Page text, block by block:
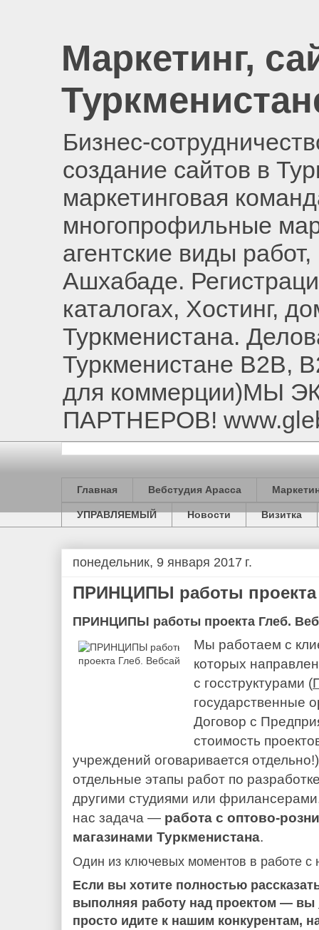
Маркетинг,
Бизнес-
создание сайтов в
маркетинговая
многопрофильные
агентские виды
Ашхабаде.
каталогах, Хостинг,
Туркменистана.
Туркменистане B2B,
для коммерции)МЫ
ПАРТНЕРОВ!
Главная Вебстудия Арасса
УПРАВЛЯЕМЫЙ Новости Визитка
понедельник, 9 января 2017 г.
ПРИНЦИПЫ работы проекта
ПРИНЦИПЫ работы проекта Глеб.
Мы работаем с
которых
с госструктурами (
государственные
Договор с
стоимость
учреждений оговаривается
отдельные этапы работ по
другими студиями или
нас задача — работа с оптово-
магазинами Туркменистана.
Один из ключевых моментов в работе
Если вы хотите полностью
выполняя работу над проектом — вы
просто идите к нашим конкурентам,